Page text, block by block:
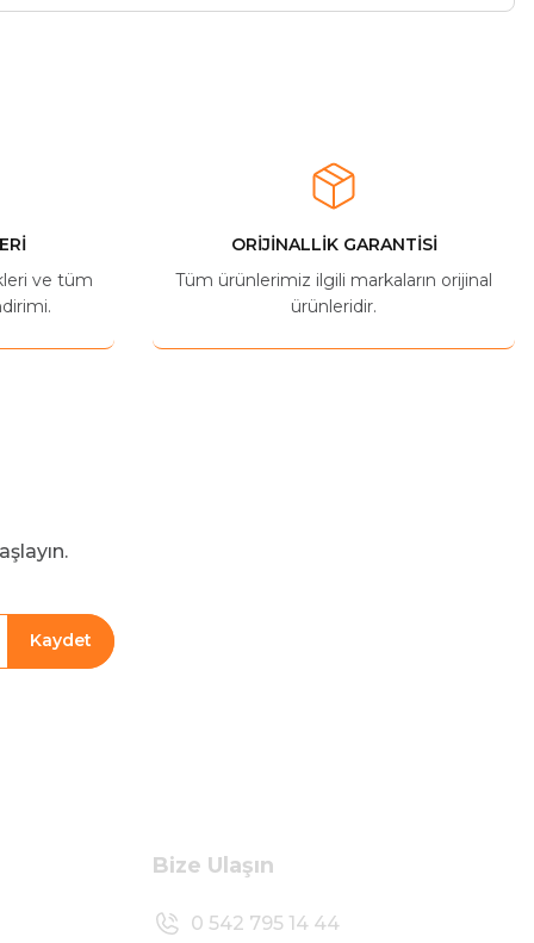
ve tüm
ORİJİNALLİK GARANTİSİ
Tüm ürünlerimiz ilgili markaların orijinal
ürünleridir.
Kaydet
Bize Ulaşın
0 542 795 14 44